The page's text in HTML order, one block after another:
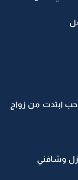
ابتدت من زواج
وشافني